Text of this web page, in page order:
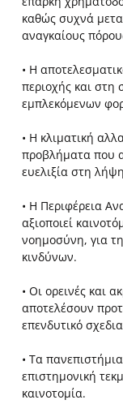
καθώς συχνά
αναγκαίους
• Η
περιοχής και
εμπλεκόμενων
• Η κλιματική
προβλήματα που
ευελιξία στη
• Η Περιφέρεια
αξιοποιεί
νοημοσύνη, για
κινδύνων.
• Οι ορεινές και
αποτελέσουν
επενδυτικό
• Τα
επιστημονική
καινοτομία.